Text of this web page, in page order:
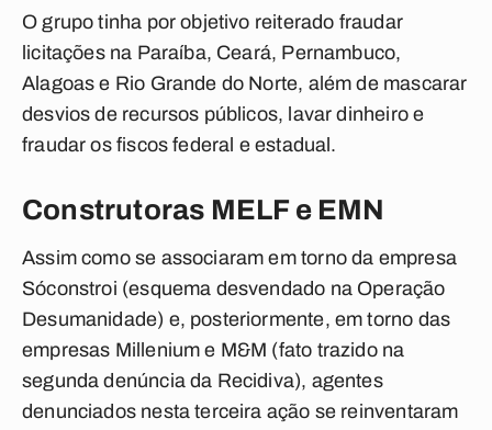
O grupo tinha por objetivo reiterado fraudar
licitações na Paraíba, Ceará, Pernambuco,
Alagoas e Rio Grande do Norte, além de mascarar
desvios de recursos públicos, lavar dinheiro e
fraudar os fiscos federal e estadual.
Construtoras MELF e EMN
Assim como se associaram em torno da empresa
Sóconstroi (esquema desvendado na Operação
Desumanidade) e, posteriormente, em torno das
empresas Millenium e M&M (fato trazido na
segunda denúncia da Recidiva), agentes
denunciados nesta terceira ação se reinventaram